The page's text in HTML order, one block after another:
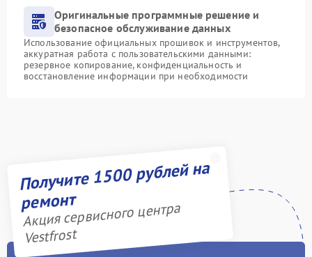
Оригинальные программные решение и
безопасное обслуживание данных
Использование официальных прошивок и инструментов,
аккуратная работа с пользовательскими данными:
резервное копирование, конфиденциальность и
восстановление информации при необходимости
Получите 1500 рублей на
ремонт
Акция сервисного центра
Vestfrost